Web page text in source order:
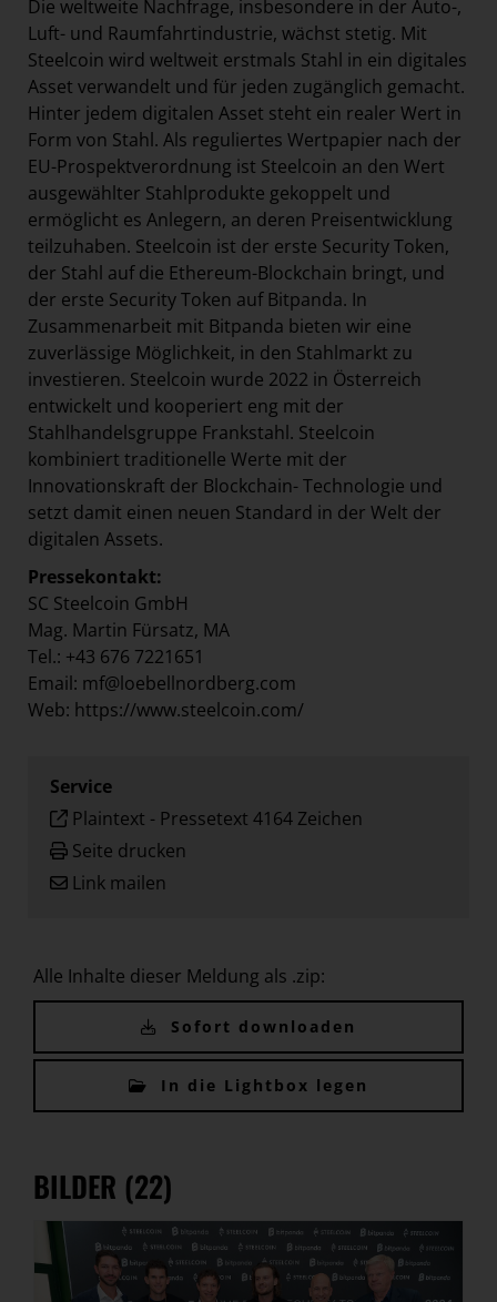
Die weltweite Nachfrage, insbesondere in der Auto-,
Luft- und Raumfahrtindustrie, wächst stetig. Mit
Steelcoin wird weltweit erstmals Stahl in ein digitales
Asset verwandelt und für jeden zugänglich gemacht.
Hinter jedem digitalen Asset steht ein realer Wert in
Form von Stahl. Als reguliertes Wertpapier nach der
EU-Prospektverordnung ist Steelcoin an den Wert
ausgewählter Stahlprodukte gekoppelt und
ermöglicht es Anlegern, an deren Preisentwicklung
teilzuhaben. Steelcoin ist der erste Security Token,
der Stahl auf die Ethereum-Blockchain bringt, und
der erste Security Token auf Bitpanda. In
Zusammenarbeit mit Bitpanda bieten wir eine
zuverlässige Möglichkeit, in den Stahlmarkt zu
investieren. Steelcoin wurde 2022 in Österreich
entwickelt und kooperiert eng mit der
Stahlhandelsgruppe Frankstahl. Steelcoin
kombiniert traditionelle Werte mit der
Innovationskraft der Blockchain- Technologie und
setzt damit einen neuen Standard in der Welt der
digitalen Assets.
Pressekontakt:
SC Steelcoin GmbH
Mag. Martin Fürsatz, MA
Tel.: +43 676 7221651
Email: mf@loebellnordberg.com
Web: https://www.steelcoin.com/
Service
Plaintext - Pressetext 4164 Zeichen
Seite drucken
Link mailen
Alle Inhalte dieser Meldung als .zip:
Sofort downloaden
In die Lightbox legen
BILDER (22)